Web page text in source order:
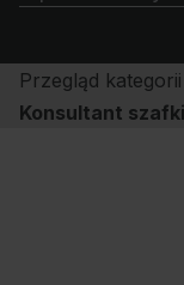
Przegląd kategorii
Konsultant